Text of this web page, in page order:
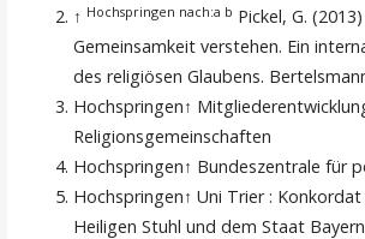
↑ Hochspringen nach:a b Pickel, G.
Gemeinsamkeit verstehen. Ein
des religiösen Glaubens.
Hochspringen↑
Religionsgemeinschaften
Hochspringen↑ Bundeszentrale für
Hochspringen↑ Uni Trier :
Heiligen Stuhl und dem Staat